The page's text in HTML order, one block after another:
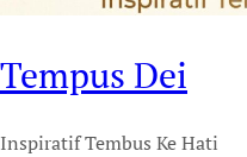
Tempus Dei
Inspiratif Tembus Ke Hati